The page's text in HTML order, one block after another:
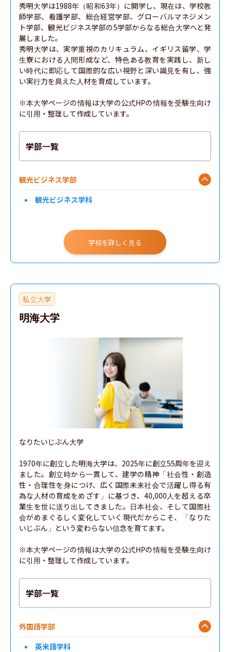
秀明大学は1988年（昭和63年）に開学し、現在は、学校教
師学部、看護学部、総合経営学部、グローバルマネジメン
ト学部、観光ビジネス学部の5学部からなる総合大学へと発
展しました。
秀明大学は、実学重視のカリキュラム、イギリス留学、学
生寮における人間形成など、特色ある教育を実践し、新し
い時代に即応して国際的な広い視野と深い識見を有し、強
い実行力を具えた人材を育成しています。
※本大学ページの情報は大学の公式HPの情報を受験生向け
に引用・整理して作成しています。
学部一覧
観光ビジネス学部
観光ビジネス学科
学校を詳しく見る
私立大学
明海大学
なりたいじぶん大学
1970年に創立した明海大学は、2025年に創立55周年を迎え
ました。創立時から一貫して、建学の精神「社会性・創造
性・合理性を身につけ、広く国際未来社会で活躍し得る有
為な人材の育成をめざす」に基づき、40,000人を超える卒
業生を世に送り出してきました。日本社会、そして国際社
会がめまぐるしく変化していく現代だからこそ、「なりた
いじぶん」という変わらない信念を育てます。
※本大学ページの情報は大学の公式HPの情報を受験生向け
に引用・整理して作成しています。
学部一覧
外国語学部
英米語学科